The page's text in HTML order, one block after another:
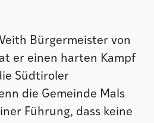
Bürgermeister von
er einen harten Kampf
Südtiroler
die Gemeinde Mals
Führung, dass keine